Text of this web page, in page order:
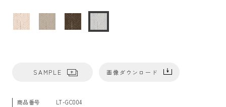
SAMPLE 画像ダウンロード
商品番号
LT-GC004